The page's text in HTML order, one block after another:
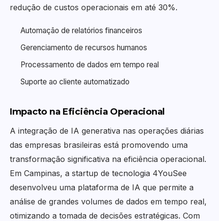
redução de custos operacionais em até 30%.
Automação de relatórios financeiros
Gerenciamento de recursos humanos
Processamento de dados em tempo real
Suporte ao cliente automatizado
Impacto na Eficiência Operacional
A integração de IA generativa nas operações diárias
das empresas brasileiras está promovendo uma
transformação significativa na eficiência operacional.
Em Campinas, a startup de tecnologia 4YouSee
desenvolveu uma plataforma de IA que permite a
análise de grandes volumes de dados em tempo real,
otimizando a tomada de decisões estratégicas. Com